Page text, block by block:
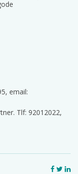
email:
Tlf: 92012022,